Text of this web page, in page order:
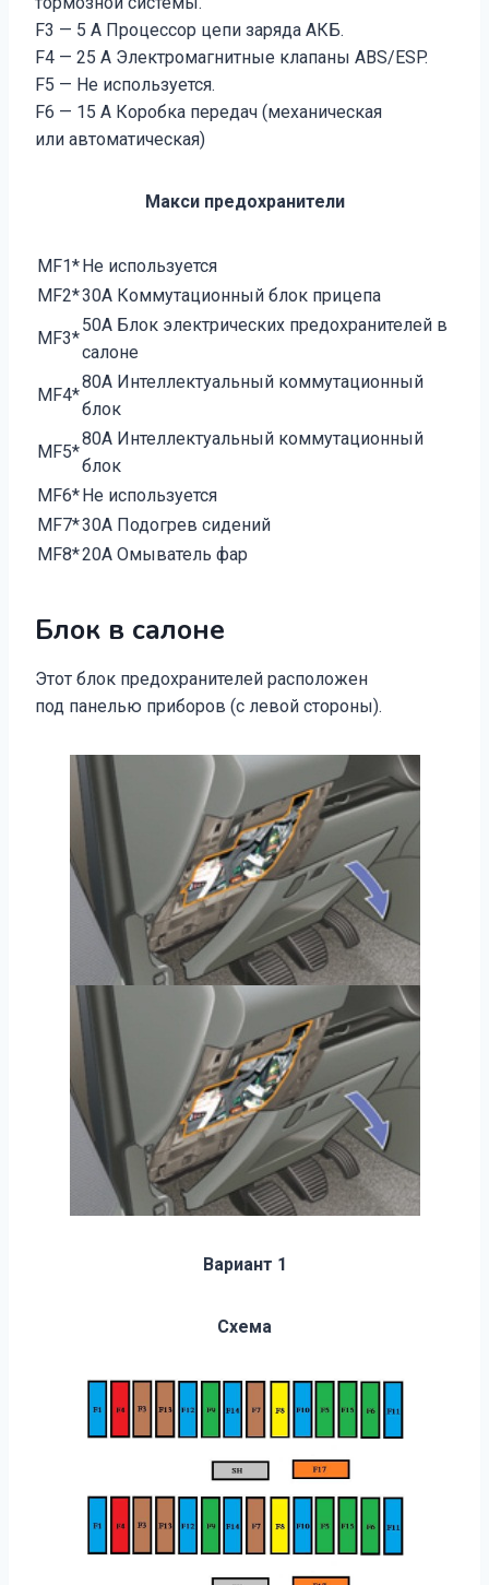
F3 — 5 A Процессор цепи заряда АКБ.
F4 — 25 A Электромагнитные клапаны ABS/ESP.
F5 — Не используется.
F6 — 15 A Коробка передач (механическая
или автоматическая)
Макси предохранители
MF1*Не используется
MF2*30А Коммутационный блок прицепа
MF3*
50А Блок электрических предохранителей в
салоне
MF4*
80А Интеллектуальный коммутационный
блок
MF5*
80А Интеллектуальный коммутационный
блок
MF6*Не используется
MF7*30А Подогрев сидений
MF8*20А Омыватель фар
Блок в салоне
Этот блок предохранителей расположен
под панелью приборов (с левой стороны).
Вариант 1
Схема